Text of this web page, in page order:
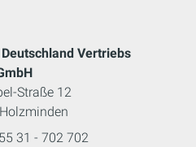
Deutschland Vertriebs
Straße 12
31 - 702 702